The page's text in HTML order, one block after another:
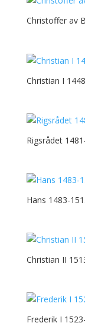
Christoffer av
Christian I
Rigsrådet
Hans 1483-
Christian II
Frederik I